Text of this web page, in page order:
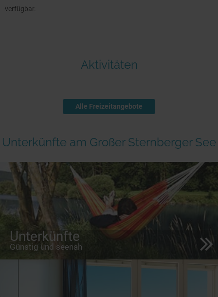
alle Länder…
verfügbar.
Aktivitäten
Alle Freizeitangebote
Unterkünfte am Großer Sternberger See
Unterkünfte
Günstig und seenah